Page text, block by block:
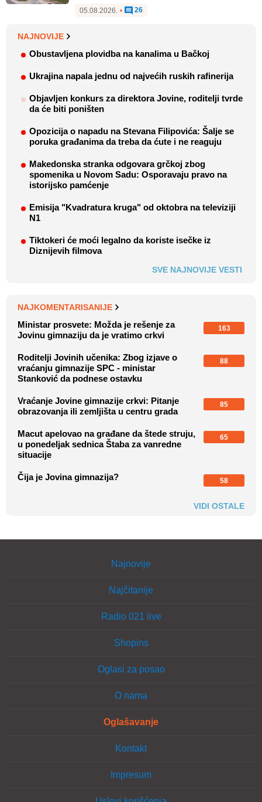
05.08.2026. • 26
NAJNOVIJE
Obustavljena plovidba na kanalima u Bačkoj
Ukrajina napala jednu od najvećih ruskih rafinerija
Objavljen konkurs za direktora Jovine, roditelji tvrde
da će biti poništen
Opozicija o napadu na Stevana Filipovića: Šalje se
poruka građanima da treba da ćute i ne reaguju
Makedonska stranka odgovara grčkoj zbog
spomenika u Novom Sadu: Osporavaju pravo na
istorijsko pamćenje
Emisija "Kvadratura kruga" od oktobra na televiziji
N1
Tiktokeri će moći legalno da koriste isečke iz
Diznijevih filmova
SVE NAJNOVIJE VESTI
NAJKOMENTARISANIJE
Ministar prosvete: Možda je rešenje za
Jovinu gimnaziju da je vratimo crkvi
163
Roditelji Jovinih učenika: Zbog izjave o
vraćanju gimnazije SPC - ministar
Stanković da podnese ostavku
88
Vraćanje Jovine gimnazije crkvi: Pitanje
obrazovanja ili zemljišta u centru grada
85
Macut apelovao na građane da štede struju,
u ponedeljak sednica Štaba za vanredne
situacije
65
Čija je Jovina gimnazija? 58
VIDI OSTALE
Najnovije
Najčitanije
Radio 021 live
Shopins
Oglasi za posao
O nama
Oglašavanje
Kontakt
Impresum